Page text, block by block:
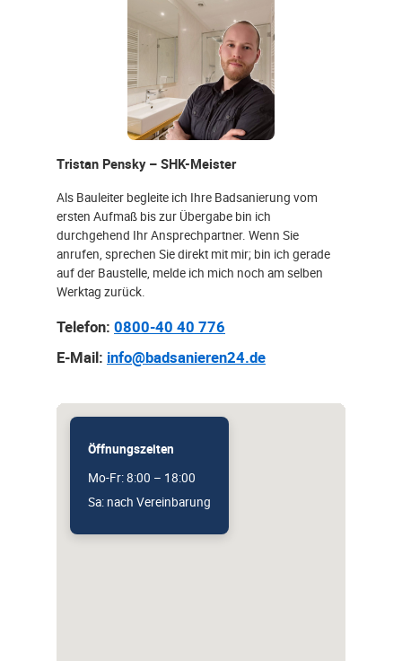
Tristan Pensky – SHK-Meister
Als Bauleiter begleite ich Ihre Badsanierung vom
ersten Aufmaß bis zur Übergabe bin ich
durchgehend Ihr Ansprechpartner. Wenn Sie
anrufen, sprechen Sie direkt mit mir; bin ich gerade
auf der Baustelle, melde ich mich noch am selben
Werktag zurück.
Telefon: 0800-40 40 776
E-Mail: info@badsanieren24.de
Öffnungszeiten
Mo-Fr: 8:00 – 18:00
Sa: nach Vereinbarung